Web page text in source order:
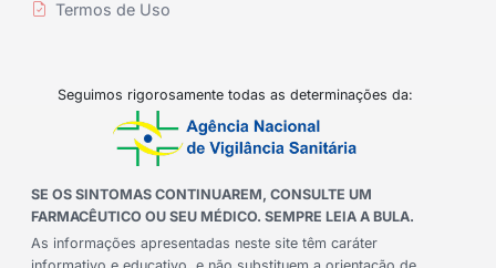
Termos de Uso
Seguimos rigorosamente todas as determinações da:
SE OS SINTOMAS CONTINUAREM, CONSULTE UM
FARMACÊUTICO OU SEU MÉDICO. SEMPRE LEIA A BULA.
As informações apresentadas neste site têm caráter
informativo e educativo, e não substituem a orientação de